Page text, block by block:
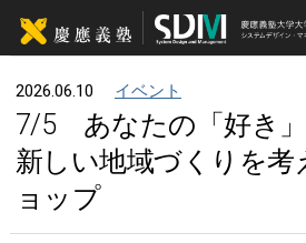
2026.06.10 イベント
7/5 あなたの「好き」
新しい地域づくりを考
ョップ